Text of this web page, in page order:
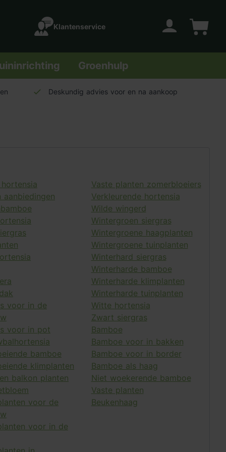
Klantenservice
Groenhulp
Deskundig advies voor en na aankoop
hortensia
aanbiedingen
voor in de
voor in pot
bamboe
klimplanten
balkon planten
voor de
voor in de
Vaste planten zomerbloeiers
Verkleurende hortensia
Wilde wingerd
Wintergroen siergras
Wintergroene haagplanten
Wintergroene tuinplanten
Winterhard siergras
Winterharde bamboe
Winterharde klimplanten
Winterharde tuinplanten
Witte hortensia
Zwart siergras
Bamboe
Bamboe voor in bakken
Bamboe voor in border
Bamboe als haag
Niet woekerende bamboe
Vaste planten
Beukenhaag